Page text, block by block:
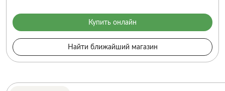
Купить онлайн
Найти ближайший магазин